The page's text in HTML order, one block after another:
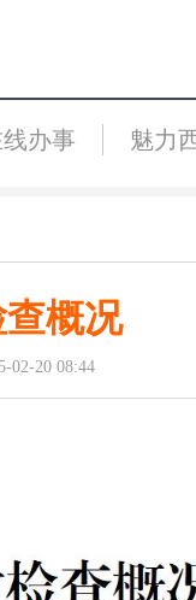
办事 魅力
概况
20 08:44